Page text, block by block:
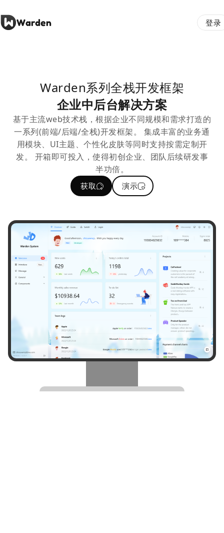
Warden 登录
Warden系列全栈开发框架
企业中后台解决方案
基于主流web技术栈，根据企业不同规模和需求打造的
一系列(前端/后端/全栈)开发框架。 集成丰富的业务通
用模块、UI主题、个性化皮肤等同时支持按需定制开
发。 开箱即可投入，使得初创企业、团队后续研发事
半功倍。
获取 演示